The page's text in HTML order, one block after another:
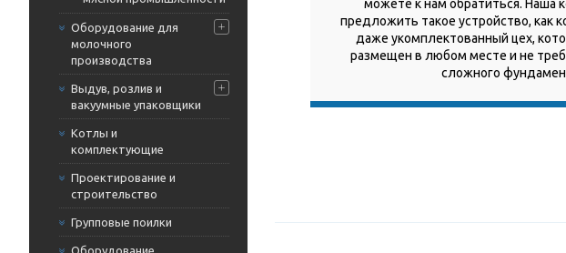
Оборудование для
молочного
производства
Выдув, розлив и
вакуумные упаковщики
Котлы и
комплектующие
Проектирование и
строительство
Групповые поилки
Оборудование
можете к нам обратиться. Наша
предложить такое устройство, как
даже укомплектованный цех,
размещен в любом месте и не
сложного